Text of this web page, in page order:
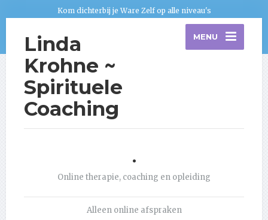
Kom dichterbij je Ware Zelf op alle niveau's
Linda
Krohne ~
Spirituele
Coaching
MENU
.
Online therapie, coaching en opleiding
Alleen online afspraken